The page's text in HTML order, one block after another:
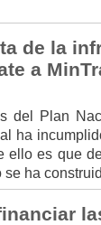
de la
a
del Plan
ha
ello es que
ha